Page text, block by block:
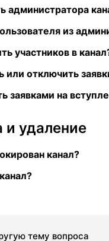
администратора
из
участников в
или отключить
заявками на
и удаление
канал?
тему вопроса